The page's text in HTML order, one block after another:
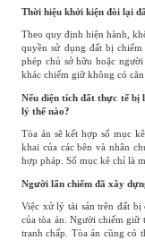
Thời hiệu khởi kiện đòi lại
Theo quy định hiện hành,
quyền sử dụng đất bị
phép chủ sở hữu hoặc
khác chiếm giữ không có
Nếu diện tích đất thực tế bị
lý thế nào?
Tòa án sẽ kết hợp sổ mục
khai của các bên và nhân
hợp pháp. Sổ mục kê chỉ là
Người lấn chiếm đã xây
Việc xử lý tài sản trên đất
của tòa án. Người chiếm giữ
tranh chấp. Tòa án cũng có